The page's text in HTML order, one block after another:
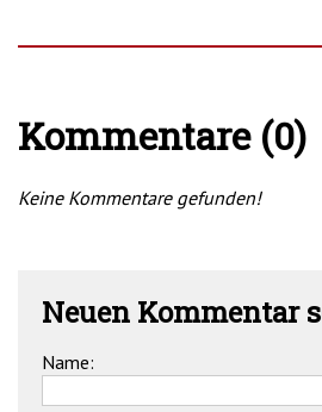
Kommentare (0)
Keine Kommentare gefunden!
Neuen Kommentar
Name: